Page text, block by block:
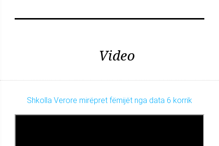
Video
Shkolla Verore mirëpret fëmijët nga data 6 korrik